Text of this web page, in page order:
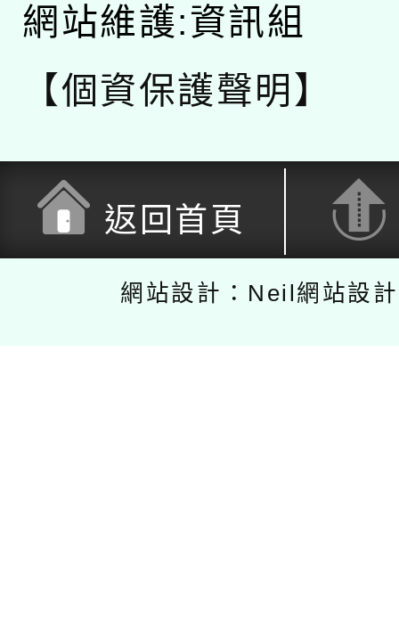
網站維護:資訊組
【個資保護聲明】
返回首頁
網站設計：Neil網站設